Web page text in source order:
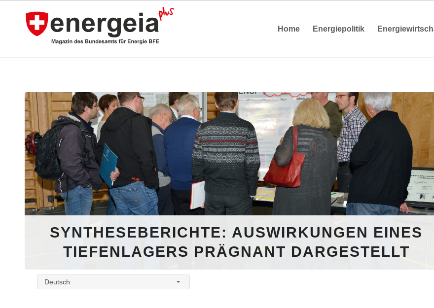
Home Energiepolitik
SYNTHESEBERICHTE: AUSWIRKUNGEN EINES
TIEFENLAGERS PRÄGNANT DARGESTELLT
Deutsch